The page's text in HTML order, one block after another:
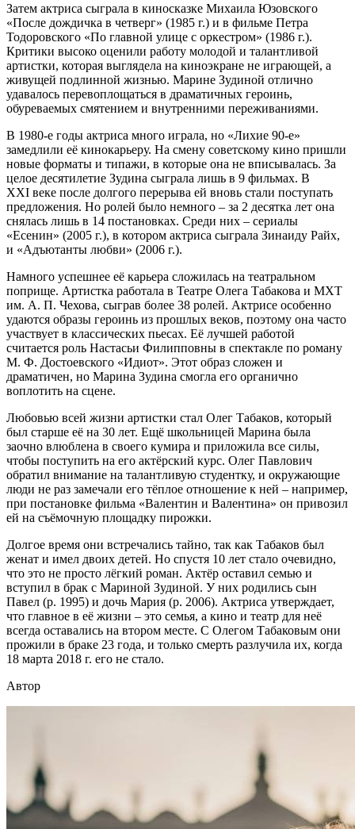
Затем актриса сыграла в киносказке Михаила Юзовского
«После дождичка в четверг» (1985 г.) и в фильме Петра
Тодоровского «По главной улице с оркестром» (1986 г.).
Критики высоко оценили работу молодой и талантливой
артистки, которая выглядела на киноэкране не играющей, а
живущей подлинной жизнью. Марине Зудиной отлично
удавалось перевоплощаться в драматичных героинь,
обуреваемых смятением и внутренними переживаниями.
В 1980-е годы актриса много играла, но «Лихие 90-е»
замедлили её кинокарьеру. На смену советскому кино пришли
новые форматы и типажи, в которые она не вписывалась. За
целое десятилетие Зудина сыграла лишь в 9 фильмах. В
XXI веке после долгого перерыва ей вновь стали поступать
предложения. Но ролей было немного – за 2 десятка лет она
снялась лишь в 14 постановках. Среди них – сериалы
«Есенин» (2005 г.), в котором актриса сыграла Зинаиду Райх,
и «Адъютанты любви» (2006 г.).
Намного успешнее её карьера сложилась на театральном
поприще. Артистка работала в Театре Олега Табакова и МХТ
им. А. П. Чехова, сыграв более 38 ролей. Актрисе особенно
удаются образы героинь из прошлых веков, поэтому она часто
участвует в классических пьесах. Её лучшей работой
считается роль Настасьи Филипповны в спектакле по роману
М. Ф. Достоевского «Идиот». Этот образ сложен и
драматичен, но Марина Зудина смогла его органично
воплотить на сцене.
Любовью всей жизни артистки стал Олег Табаков, который
был старше её на 30 лет. Ещё школьницей Марина была
заочно влюблена в своего кумира и приложила все силы,
чтобы поступить на его актёрский курс. Олег Павлович
обратил внимание на талантливую студентку, и окружающие
люди не раз замечали его тёплое отношение к ней – например,
при постановке фильма «Валентин и Валентина» он привозил
ей на съёмочную площадку пирожки.
Долгое время они встречались тайно, так как Табаков был
женат и имел двоих детей. Но спустя 10 лет стало очевидно,
что это не просто лёгкий роман. Актёр оставил семью и
вступил в брак с Мариной Зудиной. У них родились сын
Павел (р. 1995) и дочь Мария (р. 2006). Актриса утверждает,
что главное в её жизни – это семья, а кино и театр для неё
всегда оставались на втором месте. С Олегом Табаковым они
прожили в браке 23 года, и только смерть разлучила их, когда
18 марта 2018 г. его не стало.
Автор